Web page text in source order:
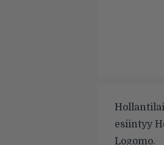
esiintyy
Logomo.